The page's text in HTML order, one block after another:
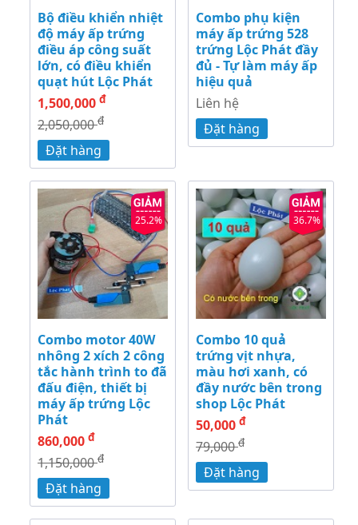
Bộ điều khiển nhiệt
độ máy ấp trứng
điều áp công suất
lớn, có điều khiển
quạt hút Lộc Phát
1,500,000 đ
2,050,000đ
Đặt hàng
Combo phụ kiện
máy ấp trứng 528
trứng Lộc Phát đầy
đủ - Tự làm máy ấp
hiệu quả
Liên hệ
Đặt hàng
25.2%
Combo motor 40W
nhông 2 xích 2 công
tắc hành trình to đã
đấu điện, thiết bị
máy ấp trứng Lộc
Phát
860,000 đ
1,150,000đ
Đặt hàng
36.7%
Combo 10 quả
trứng vịt nhựa,
màu hơi xanh, có
đầy nước bên trong
shop Lộc Phát
50,000 đ
79,000đ
Đặt hàng